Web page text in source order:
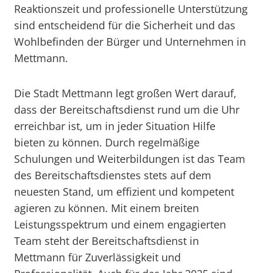
Reaktionszeit und professionelle Unterstützung
sind entscheidend für die Sicherheit und das
Wohlbefinden der Bürger und Unternehmen in
Mettmann.
Die Stadt Mettmann legt großen Wert darauf,
dass der Bereitschaftsdienst rund um die Uhr
erreichbar ist, um in jeder Situation Hilfe
bieten zu können. Durch regelmäßige
Schulungen und Weiterbildungen ist das Team
des Bereitschaftsdienstes stets auf dem
neuesten Stand, um effizient und kompetent
agieren zu können. Mit einem breiten
Leistungsspektrum und einem engagierten
Team steht der Bereitschaftsdienst in
Mettmann für Zuverlässigkeit und